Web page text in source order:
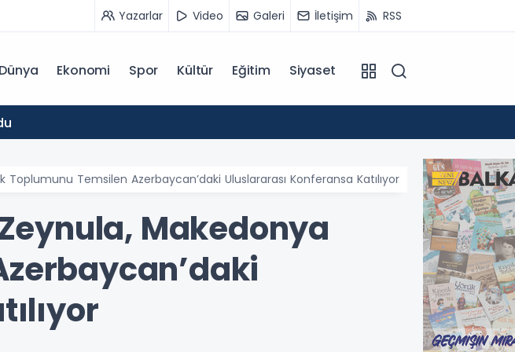
Yazarlar Video Galeri İletişim RSS
Dünya Ekonomi Spor Kültür Eğitim Siyaset
Temsilen Azerbaycan’daki Uluslararası Konferansa Katılıyor
Makedonya